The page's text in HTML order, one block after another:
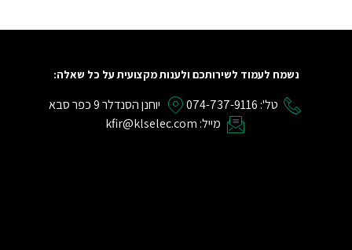
נשמח לעמוד לשירותכם ולענות מקצועית על כל שאלה:
טל': 074-737-9116
יוחנן הסנדלר 9 כפר סבא
מייל: kfir@klselec.com